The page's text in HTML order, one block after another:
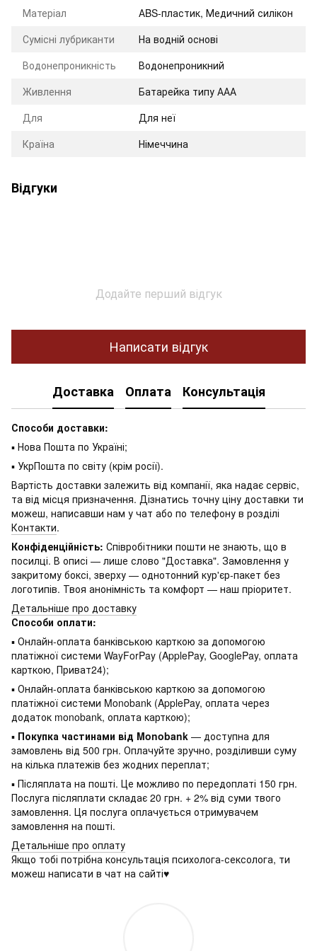
Матеріал
АBS-пластик, Медичний силікон
Сумісні лубриканти
На водній основі
Водонепроникність
Водонепроникний
Живлення
Батарейка типу ААА
Для
Для неї
Країна
Німеччина
Відгуки
Додайте перший відгук
Написати відгук
Доставка Оплата Консультація
Способи доставки:
▪ Нова Пошта по Україні;
▪ УкрПошта по світу (крім росії).
Вартість доставки залежить від компанії, яка надає сервіс,
та від місця призначення. Дізнатись точну ціну доставки ти
можеш, написавши нам у чат або по телефону в розділі
Контакти.
Конфіденційність: Співробітники пошти не знають, що в
посилці. В описі — лише слово "Доставка". Замовлення у
закритому боксі, зверху — однотонний кур'єр-пакет без
логотипів. Твоя анонімність та комфорт — наш пріоритет.
Детальніше про доставку
Способи оплати:
▪ Онлайн-оплата банківською карткою за допомогою
платіжної системи WayForPay (ApplePay, GooglePay, оплата
карткою, Приват24);
▪ Онлайн-оплата банківською карткою за допомогою
платіжної системи Monobank (ApplePay, оплата через
додаток monobank, оплата карткою);
▪ Покупка частинами від Monobank — доступна для
замовлень від 500 грн. Оплачуйте зручно, розділивши суму
на кілька платежів без жодних переплат;
▪ Післяплата на пошті. Це можливо по передоплаті 150 грн.
Послуга післяплати складає 20 грн. + 2% від суми твого
замовлення. Ця послуга оплачується отримувачем
замовлення на пошті.
Детальніше про оплату
Якщо тобі потрібна консультація психолога-сексолога, ти
можеш написати в чат на сайті♥